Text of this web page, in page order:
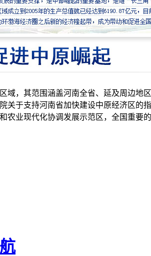
域，其范围涵盖河南全省、延及周边
于支持河南省加快建设中原经济区的
业现代化协调发展示范区，全国重要